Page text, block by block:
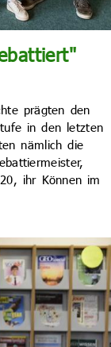
prägten den
in den letzten
nämlich die
ihr Können im